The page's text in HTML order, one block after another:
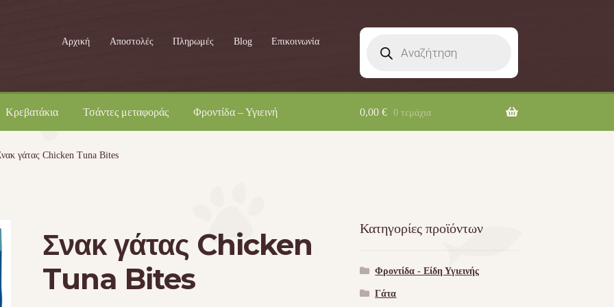
Αρχική Αποστολές Πληρωμές Blog Επικοινωνία
search
Κρεβατάκια Τσάντες μεταφοράς Φροντίδα – Υγιεινή 0,00 € 0 τεμάχια
γάτας Chicken Tuna Bites
Σνακ γάτας Chicken
Tuna Bites
Κατηγορίες προϊόντων
Φροντίδα - Είδη Υγιεινής
Γάτα